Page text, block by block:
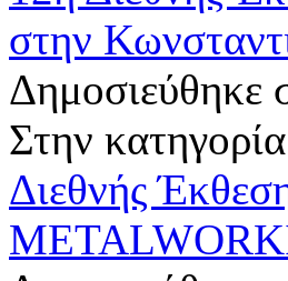
στην
Δημοσιεύθηκε
Στην
Διεθνής